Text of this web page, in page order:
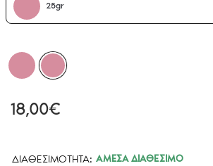
ΔΙΑΘΕΣΙΜΌΤΗΤΑ: ΆΜΕΣΑ ΔΙΑΘΈΣΙΜΟ
18,00€
25gr